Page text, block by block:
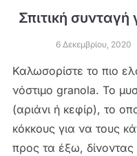
Σπιτική
6 Δεκεμβρίου, 2020
Καλωσορίστε το πιο
νόστιμο granola. Το
(αριάνι ή κεφίρ), το
κόκκους για να τους
προς τα έξω,